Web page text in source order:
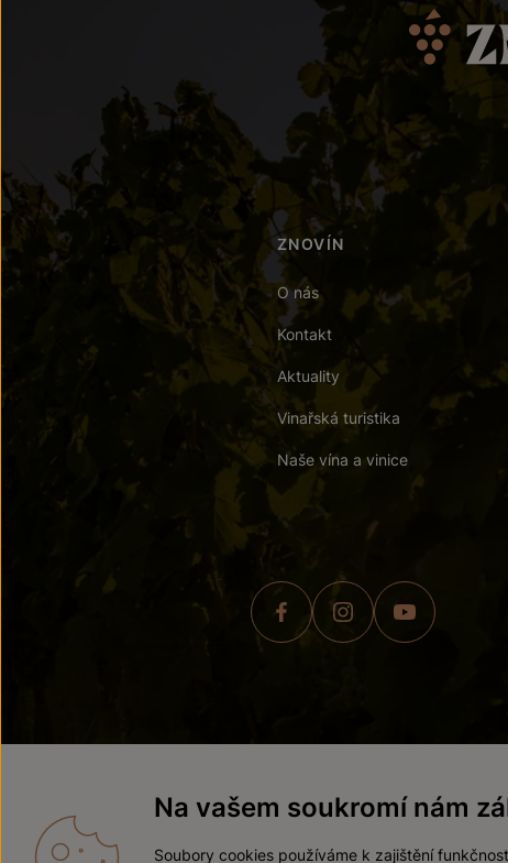
ZNOVÍN
O nás
Kontakt
Aktuality
Vinařská turistika
Naše vína a vinice
Na vašem soukromí nám
Soubory cookies používáme k zajištění